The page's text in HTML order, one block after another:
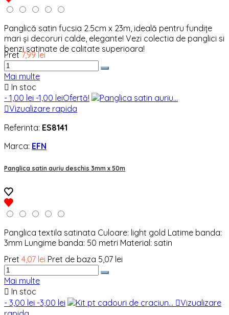
Panglică satin fucsia 2.5cm x 23m, ideală pentru fundițe
mari și decoruri calde, elegante! Vezi colectia de panglici si
benzi satinate de calitate superioara!
Pret 7,99 lei
Mai multe
 In stoc
- 1,00 lei -1,00 leiOfertă!
Vizualizare rapida
Referinta: ES8141
Marca: EFN
Panglica satin auriu deschis 3mm x 50m
Panglica textila satinata Culoare: light gold Latime banda:
3mm Lungime banda: 50 metri Material: satin
Pret 4,07 lei Pret de baza 5,07 lei
Mai multe
 In stoc
- 3,00 lei -3,00 lei Vizualizare